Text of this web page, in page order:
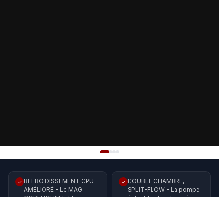
✓ REFROIDISSEMENT CPU
AMÉLIORÉ - Le MAG
✓ DOUBLE CHAMBRE,
SPLIT-FLOW - La pompe